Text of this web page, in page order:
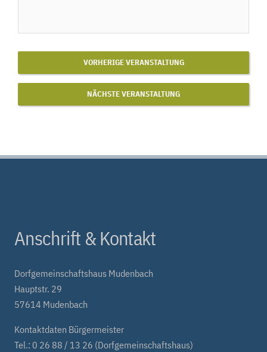
VORHERIGE VERANSTALTUNG
NÄCHSTE VERANSTALTUNG
Anschrift & Kontakt
Dorfgemeinschaftshaus Mudenbach
Hauptstr. 29
57614 Mudenbach
Kontaktdaten Bürgermeister
Tel.: 0 26 88 / 13 26 (Dorfgemeinschaftshaus)